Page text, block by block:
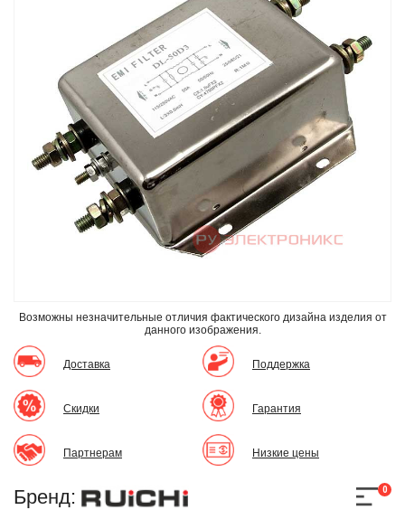
Возможны незначительные отличия фактического дизайна изделия от
данного изображения.
Доставка
Скидки
Партнерам
Поддержка
Гарантия
Низкие цены
Бренд: 0